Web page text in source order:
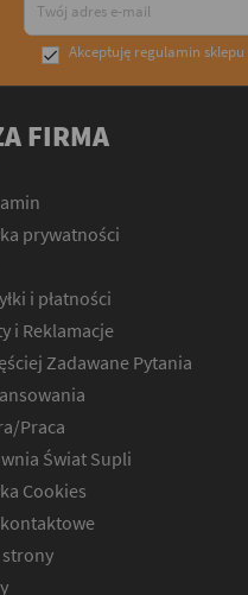
 Akceptuję regulamin sklepu
FIRMA
prywatności
i płatności
i Reklamacje
Zadawane Pytania
Praca
Świat Supli
Cookies
strony